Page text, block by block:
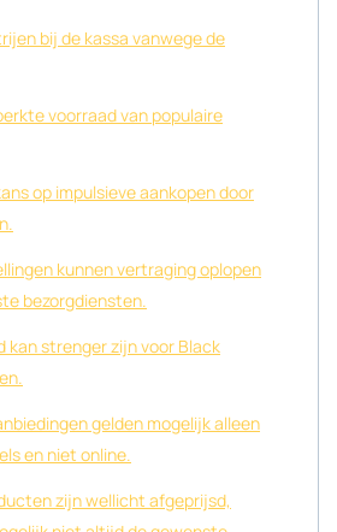
bij de kassa vanwege de
voorraad van populaire
op impulsieve aankopen door
kunnen vertraging oplopen
bezorgdiensten.
kan strenger zijn voor Black
gelden mogelijk alleen
en niet online.
zijn wellicht afgeprijsd,